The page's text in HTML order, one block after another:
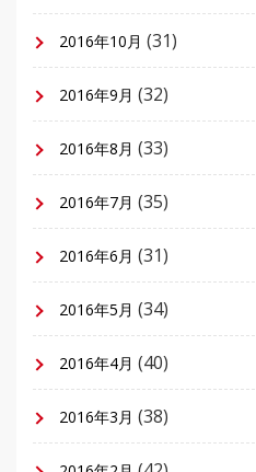
2016年10月 (31)
2016年9月 (32)
2016年8月 (33)
2016年7月 (35)
2016年6月 (31)
2016年5月 (34)
2016年4月 (40)
2016年3月 (38)